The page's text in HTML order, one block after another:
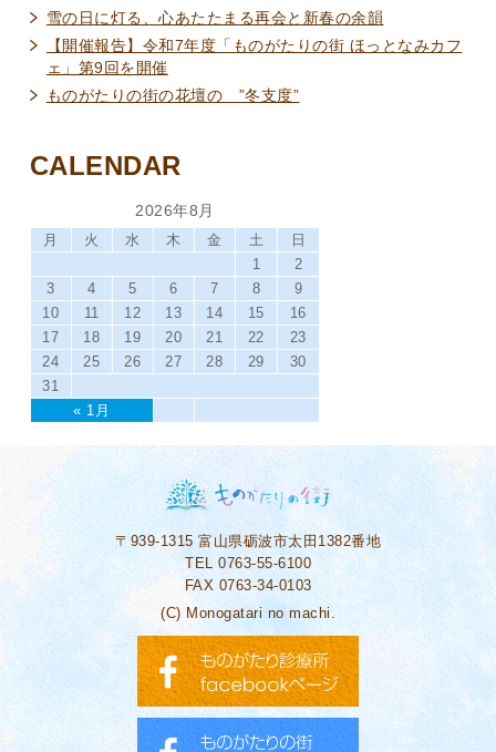
雪の日に灯る、心あたたまる再会と新春の余韻
【開催報告】令和7年度「ものがたりの街 ほっとなみカフ
ェ」第9回を開催
ものがたりの街の花壇の ”冬支度”
CALENDAR
2026年8月
月 火 水 木 金 土 日
« 1月
1
2
3
4 5 6 7 8
9
10
11 12 13 14 15
16
17
18 19 20 21 22
23
24
25 26 27 28 29
30
31
〒939-1315富山県砺波市太田1382番地
TEL 0763-55-6100
FAX 0763-34-0103
(C) Monogatari no machi.